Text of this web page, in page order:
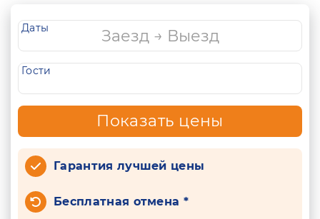
Даты
Гости
Показать цены
Гарантия лучшей цены
Бесплатная отмена *